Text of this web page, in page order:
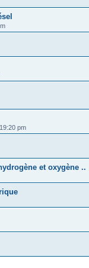
pm
et oxygène ..